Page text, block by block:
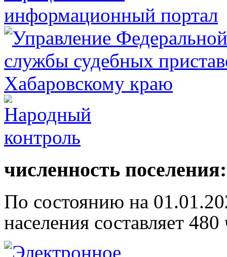
численность поселения:
По состоянию на
населения составляет 480